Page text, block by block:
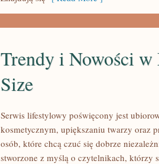
Trendy i Nowości w
Size
Serwis lifestylowy poświęcony jest
kosmetycznym, upiększaniu twarzy oraz
osób, które chcą czuć się dobrze
stworzone z myślą o czytelnikach, którzy